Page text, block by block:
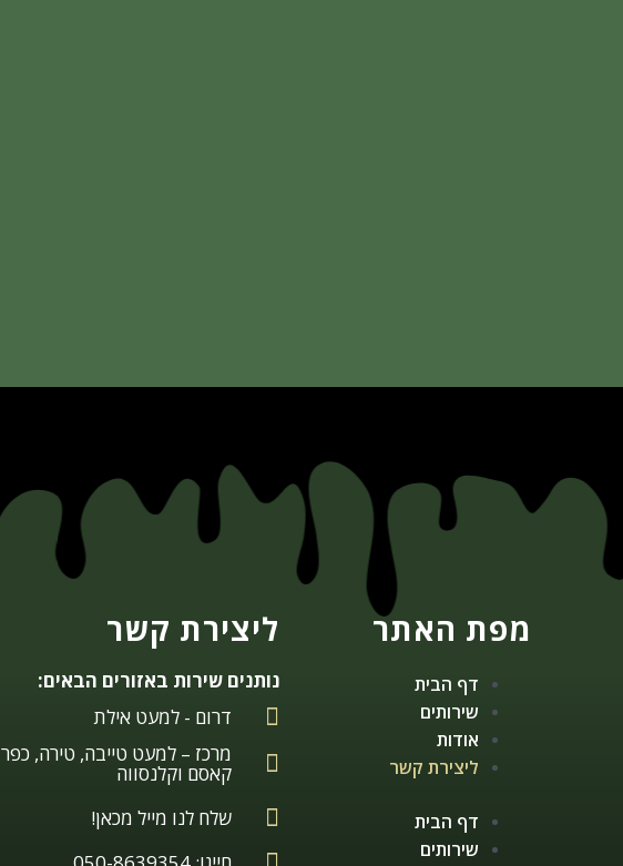
מפת האתר
דף הבית
שירותים
אודות
ליצירת קשר
דף הבית
שירותים
ליצירת קשר
נותנים שירות באזורים הבאים:
דרום - למעט אילת
מרכז – למעט טייבה, טירה, כפר
קאסם וקלנסווה
שלח לנו מייל מכאן!